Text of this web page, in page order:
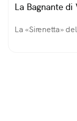
La Bagnante di
La «Sirenetta»